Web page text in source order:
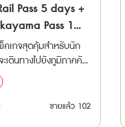
Pass 5 days +
Pass 1
คเกจสุดคุ้มสำหรับนัก
เดินทางไปยังภูมิภาคคัน
ระเทศญี่ปุ่น (ตั๋วสำหรับ
บด้วย
Wide
ขายแล้ว 102